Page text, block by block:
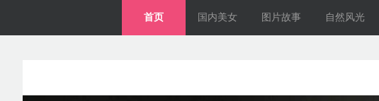
首页 国内美女 图片故事 自然风光